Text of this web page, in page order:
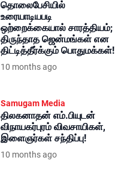
தொலைபேசியில்
உரையாடியபடி
ஒற்றைக்கையால் சாரத்தியம்;
திருந்தாத ஜென்மங்கள் என
திட்டித்தீர்க்கும் பொதுமக்கள்!
10 months ago
Samugam Media
திலகனாதன் எம்.பியுடன்
விநாயகர்புரம் விவசாயிகள்,
இளைஞர்கள் சந்திப்பு!
10 months ago